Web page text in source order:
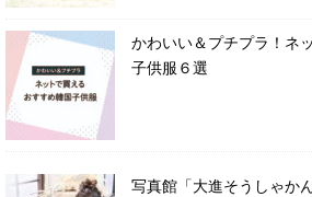
かわいい＆プチプラ！ネ
子供服６選
写真館「大進そうしゃか